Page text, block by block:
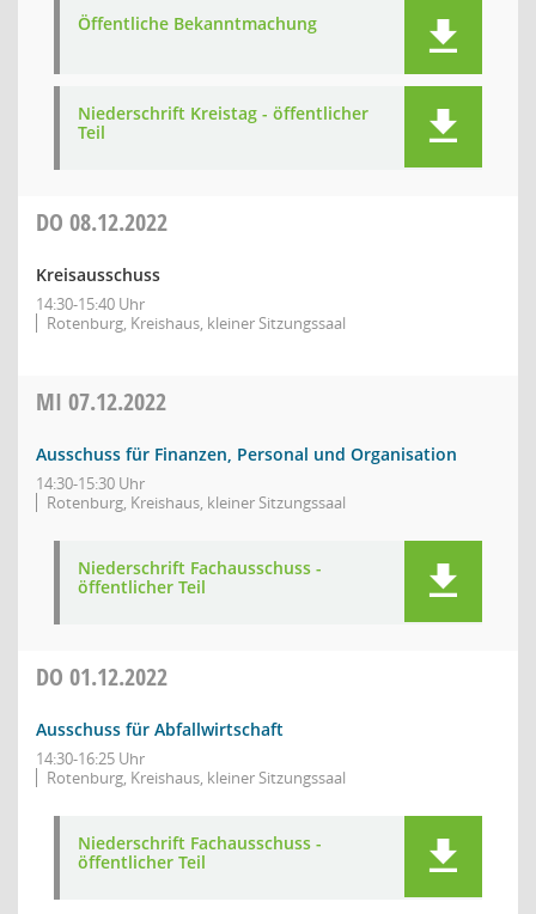
Öffentliche Bekanntmachung
Niederschrift Kreistag - öffentlicher
Teil
DO 08.12.2022
Kreisausschuss
14:30-15:40 Uhr
Rotenburg, Kreishaus, kleiner Sitzungssaal
MI 07.12.2022
Ausschuss für Finanzen, Personal und Organisation
14:30-15:30 Uhr
Rotenburg, Kreishaus, kleiner Sitzungssaal
Niederschrift Fachausschuss -
öffentlicher Teil
DO 01.12.2022
Ausschuss für Abfallwirtschaft
14:30-16:25 Uhr
Rotenburg, Kreishaus, kleiner Sitzungssaal
Niederschrift Fachausschuss -
öffentlicher Teil